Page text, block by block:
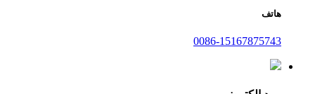
هاتف
0086-15167875743